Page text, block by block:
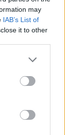
may
IAB’s List of
it to other
Google
may click to
tags to
Google
a